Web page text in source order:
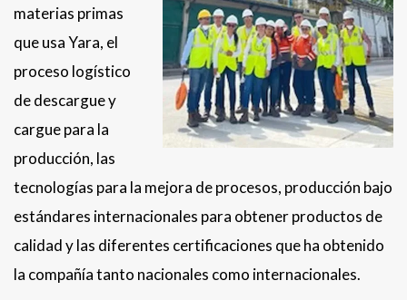
materias primas
que usa Yara, el
proceso logístico
de descargue y
cargue para la
producción, las
tecnologías para la mejora de procesos, producción bajo
estándares internacionales para obtener productos de
calidad y las diferentes certificaciones que ha obtenido
la compañía tanto nacionales como internacionales.